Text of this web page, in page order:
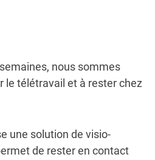
nous sommes
le télétravail et à rester chez
une solution de visio-
de rester en contact